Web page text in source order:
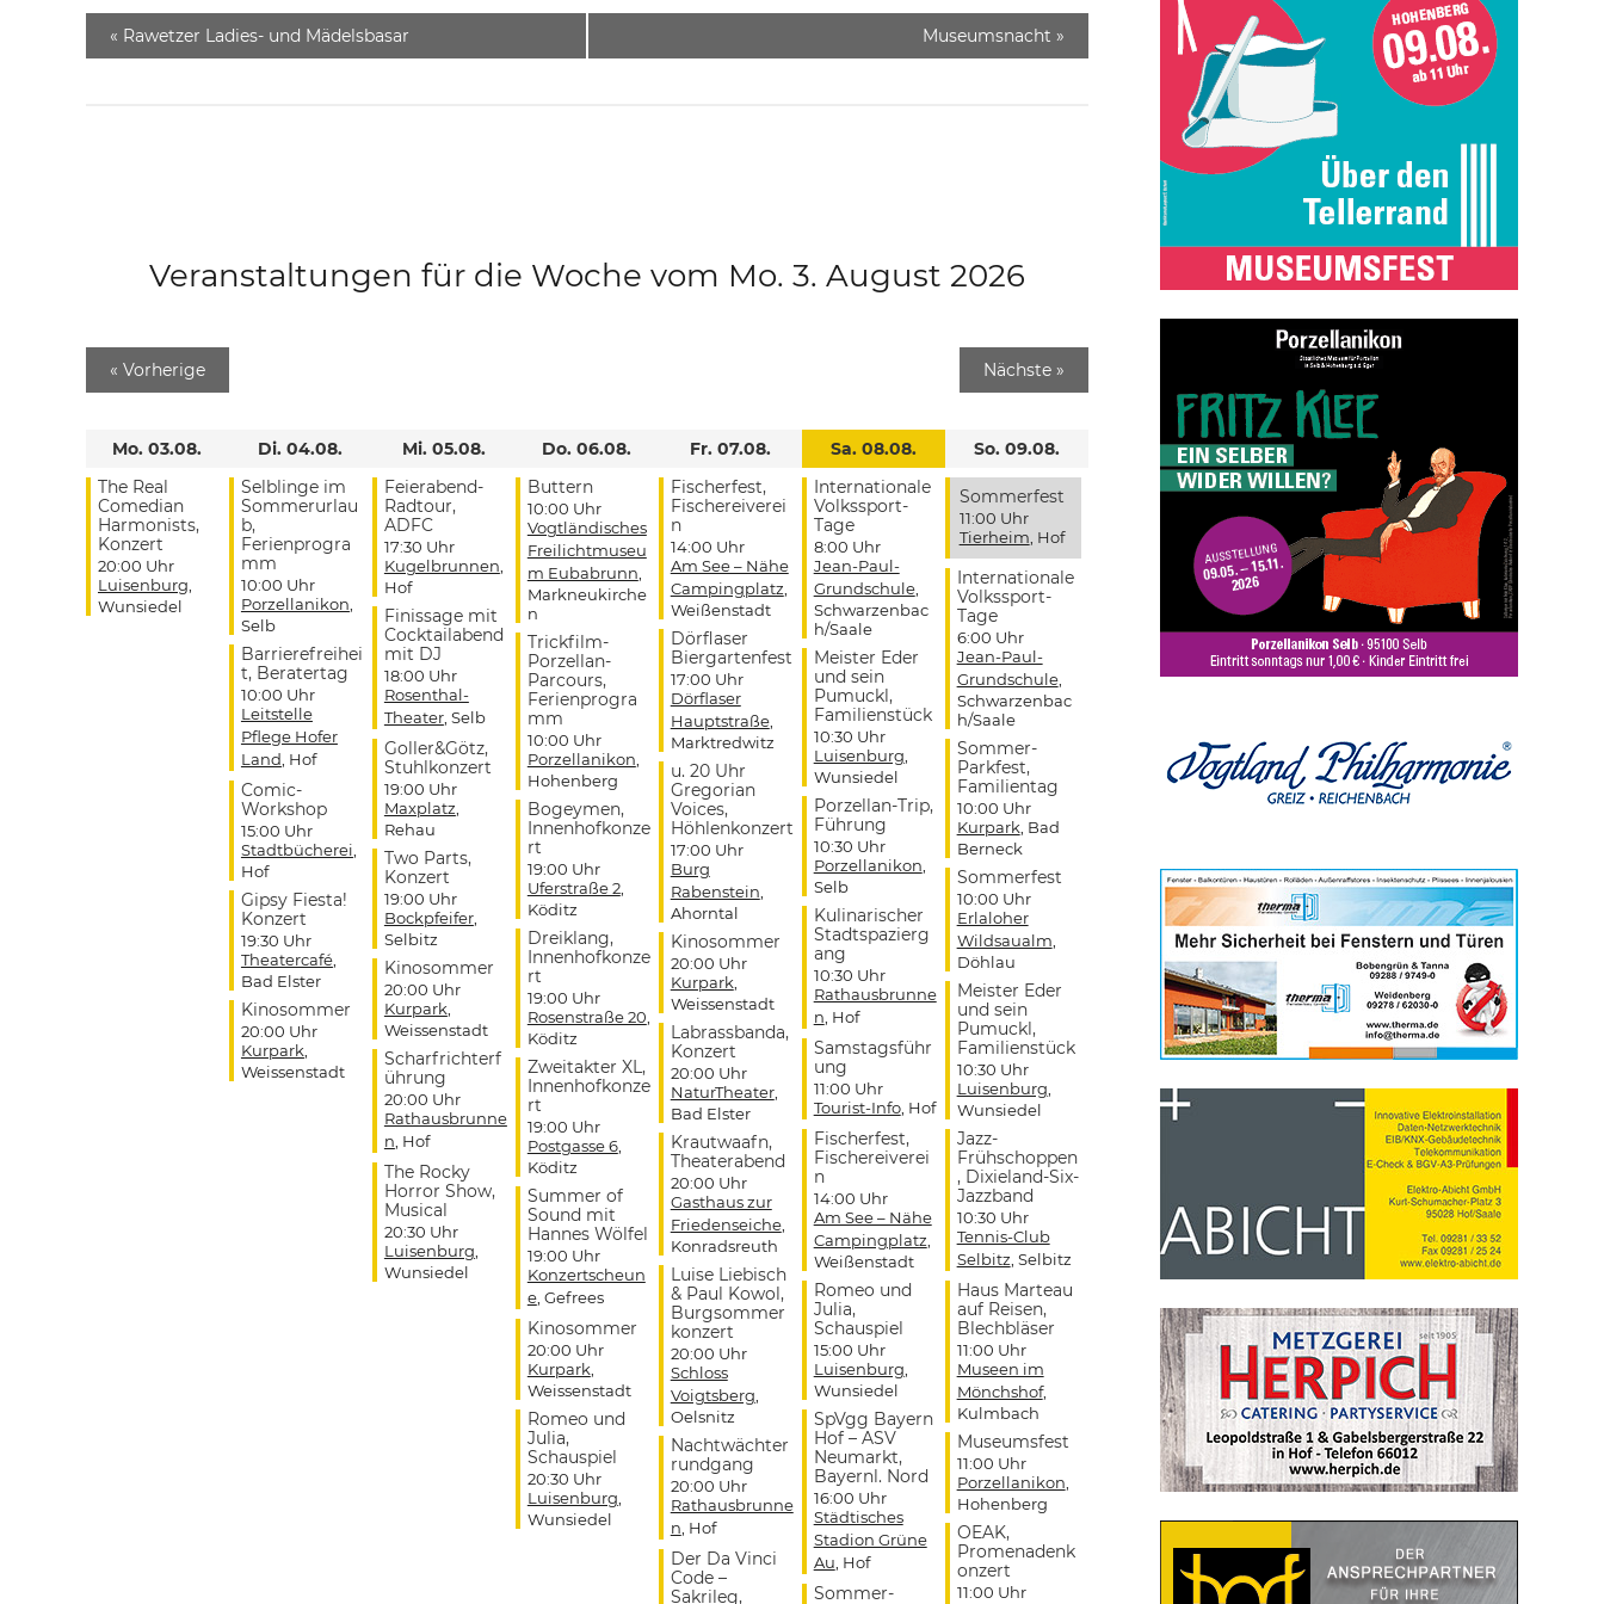
« Rawetzer Ladies- und Mädelsbasar Museumsnacht »
Veranstaltungen für die Woche vom Mo. 3. August 2026
« Vorherige Nächste »
Mo. 03.08.
The Real
Comedian
Harmonists,
Konzert
20:00 Uhr
Luisenburg
Wunsiedel
Di. 04.08.
Selblinge im
Sommerurlau
b,
Ferienprogra
mm
10:00 Uhr
Porzellanikon
Selb
Barrierefreihei
t, Beratertag
10:00 Uhr
Leitstelle
Pflege Hofer
Land , Hof
Comic-
Workshop
15:00 Uhr
Stadtbücherei
Hof
Gipsy Fiesta!
Konzert
19:30 Uhr
Theatercafé,
Bad Elster
Kinosommer
20:00 Uhr
Kurpark
Weissenstadt
Mi. 05.08.
Feierabend-
Radtour,
ADFC
17:30 Uhr
Kugelbrunnen
Hof
Finissage mit
Cocktailabend
mit DJ
18:00 Uhr
Rosenthal-
Theater, Selb
Goller&Götz,
Stuhlkonzert
19:00 Uhr
Maxplatz
Rehau
Two Parts,
Konzert
19:00 Uhr
Bockpfeifer,
Selbitz
Kinosommer
20:00 Uhr
Kurpark
Weissenstadt
Scharfrichterf
ührung
20:00 Uhr
Rathausbrunne
n , Hof
The Rocky
Horror Show,
Musical
20:30 Uhr
Luisenburg
Wunsiedel
Do. 06.08.
Buttern
10:00 Uhr
Vogtländisches
Freilichtmuseu
m Eubabrunn
Markneukirche
n
Trickfilm-
Porzellan-
Parcours,
Ferienprogra
mm
10:00 Uhr
Porzellanikon
Hohenberg
Bogeymen,
Innenhofkonze
rt
19:00 Uhr
Uferstraße 2,
Köditz
Dreiklang,
Innenhofkonze
rt
19:00 Uhr
Rosenstraße 20
Köditz
Zweitakter XL,
Innenhofkonze
rt
19:00 Uhr
Postgasse 6,
Köditz
Summer of
Sound mit
Hannes Wölfel
19:00 Uhr
Konzertscheun
e, Gefrees
Kinosommer
20:00 Uhr
Kurpark
Weissenstadt
Romeo und
Julia,
Schauspiel
20:30 Uhr
Luisenburg
Wunsiedel
Fr. 07.08.
Fischerfest,
Fischereiverei
n
14:00 Uhr
Am See – Nähe
Campingplatz
Weißenstadt
Dörflaser
Biergartenfest
17:00 Uhr
Dörflaser
Hauptstraße,
Marktredwitz
u. 20 Uhr
Gregorian
Voices,
Höhlenkonzert
17:00 Uhr
Burg
Rabenstein
Ahorntal
Kinosommer
20:00 Uhr
Kurpark
Weissenstadt
Labrassbanda,
Konzert
20:00 Uhr
NaturTheater,
Bad Elster
Krautwaafn,
Theaterabend
20:00 Uhr
Gasthaus zur
Friedenseiche,
Konradsreuth
Luise Liebisch
& Paul Kowol,
Burgsommer
konzert
20:00 Uhr
Schloss
Voigtsberg
Oelsnitz
Nachtwächter
rundgang
20:00 Uhr
Rathausbrunne
n , Hof
Der Da Vinci
Code –
Sakrileg,
Sa. 08.08.
Internationale
Volkssport-
Tage
8:00 Uhr
Jean-Paul-
Grundschule,
Schwarzenbac
h/Saale
Meister Eder
und sein
Pumuckl,
Familienstück
10:30 Uhr
Luisenburg
Wunsiedel
Porzellan-Trip,
Führung
10:30 Uhr
Porzellanikon
Selb
Kulinarischer
Stadtspazierg
ang
10:30 Uhr
Rathausbrunne
n , Hof
Samstagsführ
ung
11:00 Uhr
Tourist-Info, Hof
Fischerfest,
Fischereiverei
n
14:00 Uhr
Am See – Nähe
Campingplatz
Weißenstadt
Romeo und
Julia,
Schauspiel
15:00 Uhr
Luisenburg
Wunsiedel
SpVgg Bayern
Hof – ASV
Neumarkt,
Bayernl. Nord
16:00 Uhr
Städtisches
Stadion Grüne
Au , Hof
Sommer-
So. 09.08.
Sommerfest
11:00 Uhr
Tierheim , Hof
Internationale
Volkssport-
Tage
6:00 Uhr
Jean-Paul-
Grundschule,
Schwarzenbac
h/Saale
Sommer-
Parkfest,
Familientag
10:00 Uhr
Kurpark , Bad
Berneck
Sommerfest
10:00 Uhr
Erlaloher
Wildsaualm
Döhlau
Meister Eder
und sein
Pumuckl,
Familienstück
10:30 Uhr
Luisenburg
Wunsiedel
Jazz-
Frühschoppen
, Dixieland-Six-
Jazzband
10:30 Uhr
Tennis-Club
Selbitz , Selbitz
Haus Marteau
auf Reisen,
Blechbläser
11:00 Uhr
Museen im
Mönchshof,
Kulmbach
Museumsfest
11:00 Uhr
Porzellanikon
Hohenberg
OEAK,
Promenadenk
onzert
11:00 Uhr